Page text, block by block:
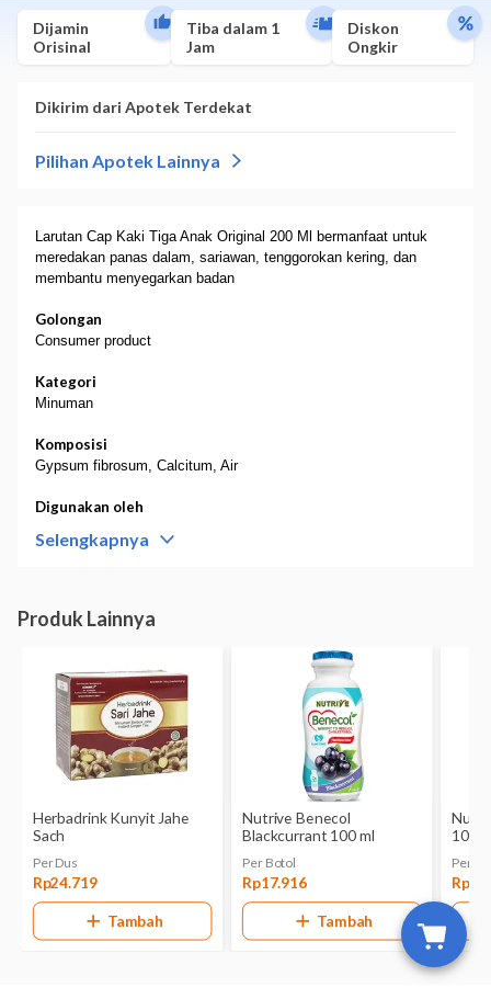
Dijamin
Orisinal
Tiba dalam 1
Jam
Diskon
Ongkir
Larutan Cap Kaki Tiga Anak Original 200 Ml bermanfaat untuk
meredakan panas dalam, sariawan, tenggorokan kering, dan
membantu menyegarkan badan
Golongan
Consumer product
Kategori
Minuman
Komposisi
Gypsum fibrosum, Calcitum, Air
Digunakan oleh
Kemasan
Pabrik/Manufaktur
PT Kino Indonesia
No.Registrasi
TR122665311
Hal yang Perlu Diperhatikan
- Jangan mengonsumsi Larutan Cap Kaki Tiga Anak Original jika
Anda alergi terhadap bahan yang terkandung dalam minuman ini.
- Konsultasikan ke dokter jika Anda berencana mengonsumsi
Larutan Cap Kaki Tiga Anak Original bersama obat, suplemen,
atau produk herbal tertentu.
- Periksakan diri ke dokter jika gejala sakit tenggorokan yang
Selengkapnya